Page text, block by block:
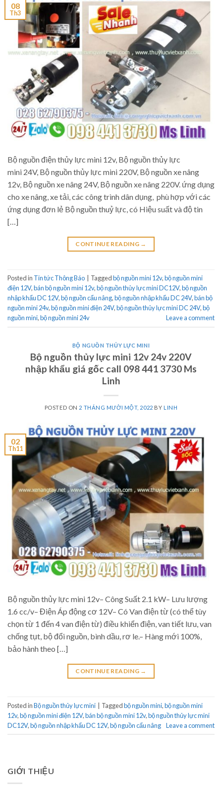
08
Th3
Bộ nguồn điện thủy lực mini 12v, Bộ nguồn thủy lực
mini 24V, Bộ nguồn thủy lực mini 220V, Bộ nguồn xe nâng
12v, Bộ nguồn xe nâng 24V, Bộ nguồn xe nâng 220V. ứng dụng
cho xe nâng, xe tải, các công trình dân dụng, phù hợp với các
ứng dụng đơn lẻ Bộ nguồn thuỷ lực, có Hiệu suất và độ tin
[…]
CONTINUE READING →
Posted in Tin tức Thông Báo Taggedbộ nguồn mini 12v,bộ nguồn mini
điện 12V,bán bộ nguồn mini 12v,bộ nguồn thủy lực mini DC12V,bộ nguồn
nhập khẩu DC 12V,bộ nguồn cẩu nâng,bộ nguồn nhập khẩu DC 24V,bán bộ
nguồn mini 24v,bộ nguồn mini điện 24V,bộ nguồn thủy lực mini DC 24V,bộ
nguồn mini,bộ nguồn mini 24v Leave a comment
BỘ NGUỒN THỦY LỰC MINI
Bộ nguồn thủy lực mini 12v 24v 220V
nhập khẩu giá gốc call 098 441 3730 Ms
Linh
POSTED ON 2 THÁNG MƯỜI MỘT, 2022 BY LINH
02
Th11
Bộ nguồn thủy lực mini 12v– Công Suất 2.1 kW– Lưu lượng
1.6 cc/v– Điện Áp động cơ 12V– Có Van điện từ (có thể tùy
chọn từ 1 đến 4 van điện từ) điều khiển điện, van tiết lưu, van
chống tụt, bộ đổi nguồn, bình dầu, rơ le.– Hàng mới 100%,
bảo hành theo […]
CONTINUE READING →
Posted inBộ nguồn thủy lực mini Taggedbộ nguồn mini,bộ nguồn mini
12v,bộ nguồn mini điện 12V,bán bộ nguồn mini 12v,bộ nguồn thủy lực mini
DC12V,bộ nguồn nhập khẩu DC 12V,bộ nguồn cẩu nâng Leave a comment
GIỚI THIỆU